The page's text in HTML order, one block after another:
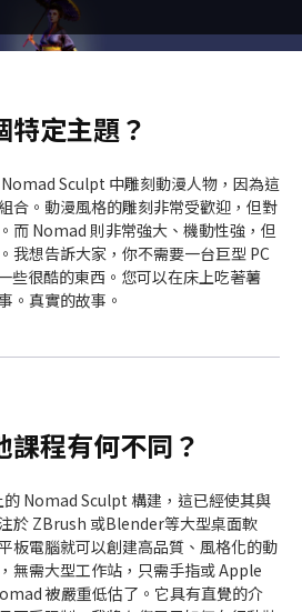
特定主題？
Sculpt 中雕刻動漫人物，因為這
合。動漫風格的雕刻非常受歡迎，但對
而 Nomad 則非常強大、機動性強，但
我想告訴大家，你不需要一台巨型 PC
些很酷的東西。您可以在床上吃著薯
。真實的故事。
程有何不同？
Nomad Sculpt 構建，這已經使其與
於 ZBrush 或Blender等大型桌面軟
板電腦就可以創建高品質、風格化的動
無需大型工作站，只需手指或 Apple
被嚴重低估了。它具有直覺的介